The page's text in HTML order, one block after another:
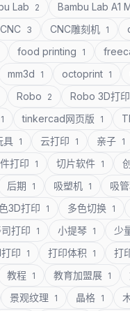
Lab 2 Bambu Lab A1
CNC 3 CNC雕刻机 1
food printing 1
mm3d 1 octoprint 1
Robo 2 Robo 3D打
1 tinkercad网页版 1
具 1 云打印 1 亲子 1
打印 1 切片软件 1
后期 1 吸塑机 1 吸
3D打印 1 多色切换 1
打印 1 小提琴 1 少
印 1 打印体积 1 打
教程 1 教育加盟展 1
景观纹理 1 晶格 1